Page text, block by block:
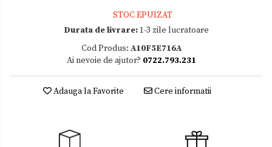
STOC EPUIZAT
Durata de livrare:1-3 zile lucratoare
Cod Produs: A10F5E716A
Ai nevoie de ajutor? 0722.793.231
Adauga la Favorite Cere informatii